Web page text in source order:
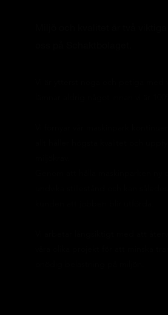
Miljö och kvalitet är två
Vi förnyar vår maskinpark
Genom att hålla maskinparken ny
undvika stillestånd och kan